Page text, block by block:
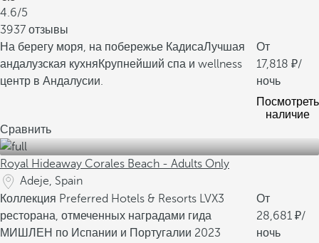
4.6/5
3937 отзывы
На берегу моря, на побережье КадисаЛучшая
андалузская кухняКрупнейший спа и wellness
центр в Андалусии.
От
17,818
/
ночь
Посмотреть
наличие
Сравнить
Royal Hideaway Corales Beach - Adults Only
Adeje, Spain
Коллекция Preferred Hotels & Resorts LVX3
ресторана, отмеченных наградами гида
МИШЛЕН по Испании и Португалии 2023
От
28,681
/
ночь